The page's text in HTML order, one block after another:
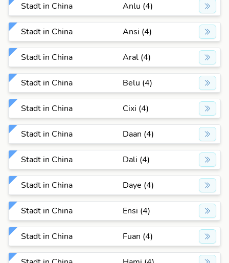
Stadt in China Anlu (4)
Stadt in China Ansi (4)
Stadt in China Aral (4)
Stadt in China Belu (4)
Stadt in China Cixi (4)
Stadt in China Daan (4)
Stadt in China Dali (4)
Stadt in China Daye (4)
Stadt in China Ensi (4)
Stadt in China Fuan (4)